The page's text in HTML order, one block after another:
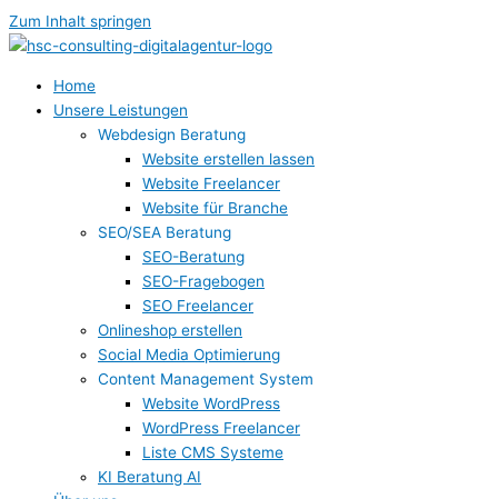
Zum Inhalt springen
Home
Unsere Leistungen
Webdesign Beratung
Website erstellen lassen
Website Freelancer
Website für Branche
SEO/SEA Beratung
SEO-Beratung
SEO-Fragebogen
SEO Freelancer
Onlineshop erstellen
Social Media Optimierung
Content Management System
Website WordPress
WordPress Freelancer
Liste CMS Systeme
KI Beratung AI